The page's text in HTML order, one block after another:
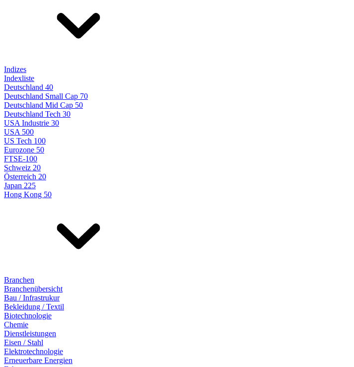
Indizes
Indexliste
Deutschland 40
Deutschland Small Cap 70
Deutschland Mid Cap 50
Deutschland Tech 30
USA Industrie 30
USA 500
US Tech 100
Eurozone 50
FTSE-100
Schweiz 20
Österreich 20
Japan 225
Hong Kong 50
Branchen
Branchenübersicht
Bau / Infrastrukur
Bekleidung / Textil
Biotechnologie
Chemie
Dienstleistungen
Eisen / Stahl
Elektrotechnologie
Erneuerbare Energien